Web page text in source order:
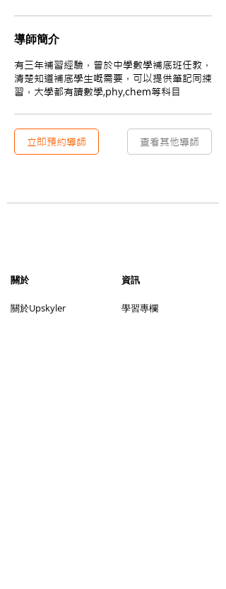
導師簡介
有三年補習經驗，曾於中學數學補底班任教，
清楚知道補底學生嘅需要，可以提供筆記同練
習，大學都有讀數學,phy,chem等科目
立即預約導師 查看其他導師
​關於 資訊
​關於Upskyler
學習專欄